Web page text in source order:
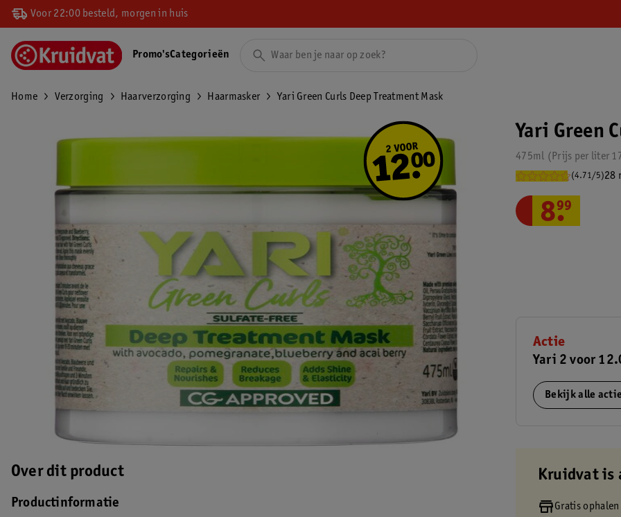
Voor 22:00 besteld, morgen in huis
Promo'sCategorieën
Home Verzorging Haarverzorging Haarmasker Yari Green Curls Deep Treatment Mask
Over dit product
Productinformatie
Yari Green
475ml Prijs per liter
(4.71/5)28
8.
99
Actie
Yari 2 voor
Bekijk alle
Kruidvat is
Gratis